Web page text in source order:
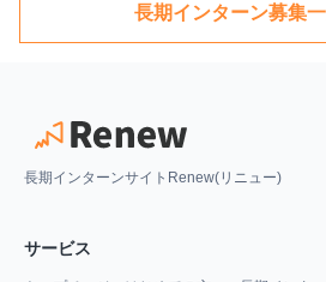
長期インターン募集
長期インターンサイトRenew(リニュー)
サービス